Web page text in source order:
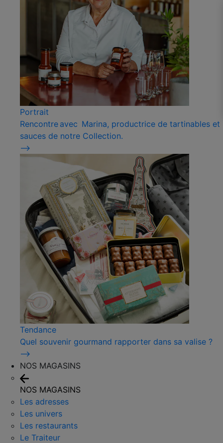
Portrait
Rencontre avec Marina, productrice de tartinables et
sauces de notre Collection.
⟶
Tendance
Quel souvenir gourmand rapporter dans sa valise ?
⟶
NOS MAGASINS
NOS MAGASINS
Les adresses
Les univers
Les restaurants
Le Traiteur